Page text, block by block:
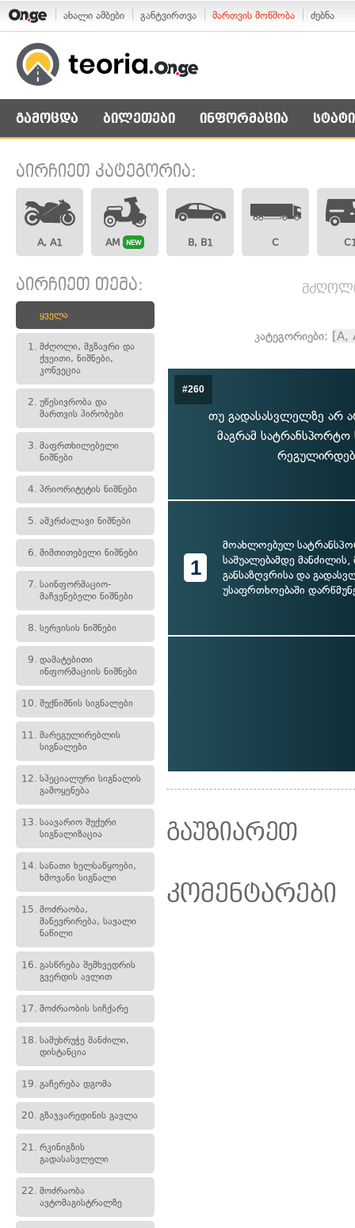
ახალი ამბები განტვირთვა მართვის მოწმობა ძებნა
გამოცდა ბილეთები ინფორმაცია
აირჩიეთ კატეგორია:
A, A1 AM NEW B, B1 C
აირჩიეთ თემა:
ყველა
1. მძღოლი, მგზავრი და
ქვეითი, ნიშნები,
კონვეცია
2. უწესივრობა და
მართვის პირობები
3. მაფრთხილებელი
ნიშნები
4. პრიორიტეტის ნიშნები
5. ამკრძალავი ნიშნები
6. მიმთითებელი ნიშნები
7. საინფორმაციო-
მაჩვენებელი ნიშნები
8. სერვისის ნიშნები
9. დამატებითი
ინფორმაციის ნიშნები
10. შუქნიშნის სიგნალები
11. მარეგულირებლის
სიგნალები
12. სპეციალური სიგნალის
გამოყენება
13. საავარიო შუქური
სიგნალიზაცია
14. სანათი ხელსაწყოები,
ხმოვანი სიგნალი
15. მოძრაობა,
მანევრირება, სავალი
ნაწილი
16. გასწრება შემხვედრის
გვერდის ავლით
17. მოძრაობის სიჩქარე
18. სამუხრუჭე მანძილი,
დისტანცია
19. გაჩერება დგომა
20. გზაჯვარედინის გავლა
21. რკინიგზის
გადასასვლელი
22. მოძრაობა
ავტომაგისტრალზე
კატეგორიები: [A,
#260
თუ გადასასვლელზე არ
მაგრამ სატრანსპორტო
1
მოახლოებულ
საშუალებამდე მანძილის,
განსაზღვრისა და
უსაფრთხოებაში
გაუზიარეთ
კომენტარები